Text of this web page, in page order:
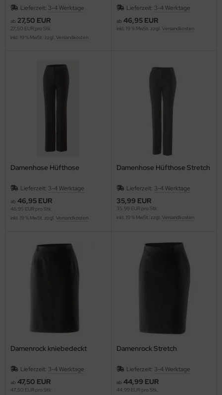
Lieferzeit: 3-4 Werktage
ab 27,50 EUR
27,50 EUR pro Stk.
inkl. 19 % MwSt. zzgl. Versandkosten
Lieferzeit: 3-4 Werktage
ab 46,95 EUR
inkl. 19 % MwSt. zzgl. Versandkosten
Damenhose Hüfthose
Lieferzeit: 3-4 Werktage
ab 46,95 EUR
46,95 EUR pro Stk.
inkl. 19 % MwSt. zzgl. Versandkosten
Damenhose Hüfthose Stretch
Lieferzeit: 3-4 Werktage
35,99 EUR
35,99 EUR pro Stk.
inkl. 19 % MwSt. zzgl. Versandkosten
Damenrock kniebedeckt
Lieferzeit: 3-4 Werktage
ab 47,50 EUR
47,50 EUR pro Stk.
Damenrock Stretch
Lieferzeit: 3-4 Werktage
ab 44,99 EUR
44,99 EUR pro Stk.